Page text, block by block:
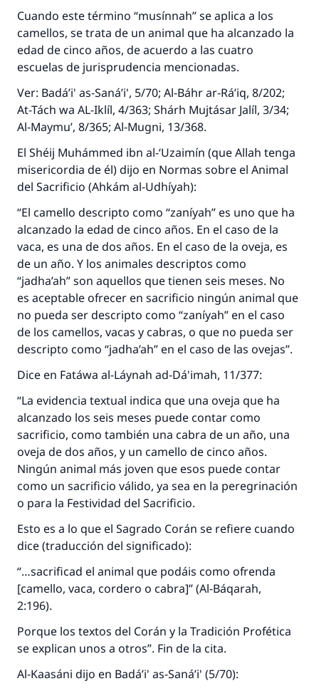
Cuando este término “musínnah” se aplica a los
camellos, se trata de un animal que ha alcanzado la
edad de cinco años, de acuerdo a las cuatro
escuelas de jurisprudencia mencionadas.
Ver: Badá’i' as-Saná’i', 5/70; Al-Báhr ar-Rá’iq, 8/202;
At-Tách wa AL-Iklíl, 4/363; Shárh Mujtásar Jalíl, 3/34;
Al-Maymu’, 8/365; Al-Mugni, 13/368.
El Shéij Muhámmed ibn al-‘Uzaimín (que Allah tenga
misericordia de él) dijo en Normas sobre el Animal
del Sacrificio (Ahkám al-Udhíyah):
“El camello descripto como “zaníyah” es uno que ha
alcanzado la edad de cinco años. En el caso de la
vaca, es una de dos años. En el caso de la oveja, es
de un año. Y los animales descriptos como
“jadha’ah” son aquellos que tienen seis meses. No
es aceptable ofrecer en sacrificio ningún animal que
no pueda ser descripto como “zaníyah” en el caso
de los camellos, vacas y cabras, o que no pueda ser
descripto como “jadha’ah” en el caso de las ovejas”.
Dice en Fatáwa al-Láynah ad-Dá'imah, 11/377:
“La evidencia textual indica que una oveja que ha
alcanzado los seis meses puede contar como
sacrificio, como también una cabra de un año, una
oveja de dos años, y un camello de cinco años.
Ningún animal más joven que esos puede contar
como un sacrificio válido, ya sea en la peregrinación
o para la Festividad del Sacrificio.
Esto es a lo que el Sagrado Corán se refiere cuando
dice (traducción del significado):
“…sacrificad el animal que podáis como ofrenda
[camello, vaca, cordero o cabra]” (Al-Báqarah,
2:196).
Porque los textos del Corán y la Tradición Profética
se explican unos a otros”. Fin de la cita.
Al-Kaasáni dijo en Badá’i' as-Saná’i' (5/70):